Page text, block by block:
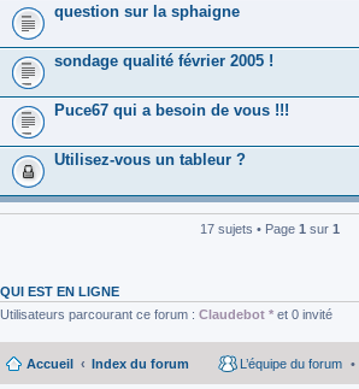
question sur la sphaigne
sondage qualité février 2005 !
Puce67 qui a besoin de vous !!!
Utilisez-vous un tableur ?
17 sujets • Page 1 sur 1
QUI EST EN LIGNE
Utilisateurs parcourant ce forum : Claudebot * et 0 invité
Accueil Index du forum L’équipe du forum